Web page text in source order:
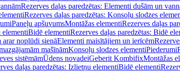
Rezerves daļas paredzētas: Elementi dušām un
Rezerves daļas paredzētas: Konsoļu slodzes
Paneļu apšuvumsMontāžas elementiRezerves daļas
elementiBidē elementiRezerves daļas paredzētas: Bidē
arar noplūdi sienāElementi maisītājiem un ierīcēm
mašīnāmKonsoļu slodzes elementiPiederumi
sistēmāmŪdens novadeiGeberit KombifixMontāžas
daļas paredzētas: Izlietņu elementiBidē elementi